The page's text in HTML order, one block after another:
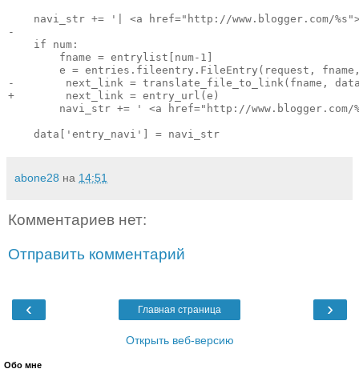
navi_str += '| <a href="http://www.blogger.com/
-
    if num:
        fname = entrylist[num-1]
e = entries.fileentry.FileEntry(request,
-        next_link = translate_file_to_link(fname,
+        next_link = entry_url(e)
navi_str += ' <a href="http://
abone28 на 14:51
Комментариев нет:
Отправить комментарий
‹ ›
Главная страница
Открыть веб-версию
Обо мне